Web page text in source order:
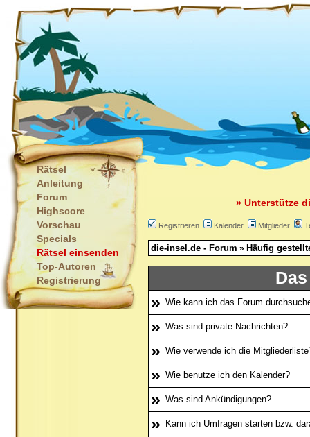
Rätsel
Anleitung
Forum
Highscore
Vorschau
Specials
Rätsel einsenden
Top-Autoren
Registrierung
» Unterstütze
Registrieren Kalender Mitglieder
die-insel.de - Forum » Häufig
» Wie kann ich das Forum
» Was sind private Nachrichten?
» Wie verwende ich die
» Wie benutze ich den Kalender?
» Was sind Ankündigungen?
» Kann ich Umfragen starten bzw.